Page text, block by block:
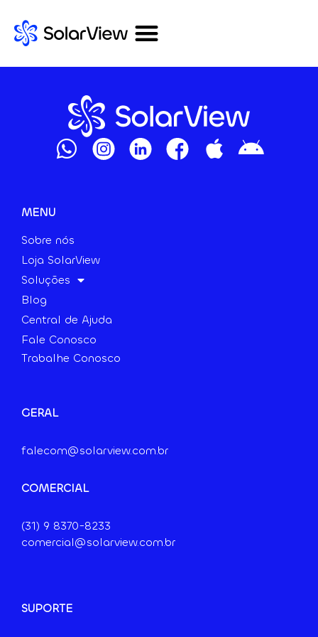
MENU
Sobre nós
Loja SolarView
Soluções
Blog
Central de Ajuda
Fale Conosco
Trabalhe Conosco
GERAL
falecom@solarview.com.br
COMERCIAL
(31) 9 8370-8233
comercial@solarview.com.br
SUPORTE